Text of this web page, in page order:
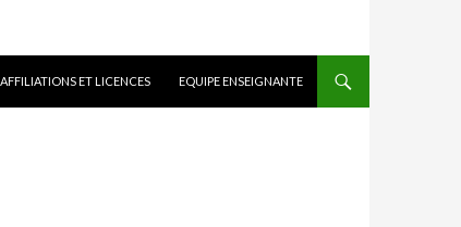
AFFILIATIONS ET LICENCES EQUIPE ENSEIGNANTE